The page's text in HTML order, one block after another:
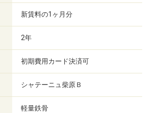
新賃料の1ヶ月分
2年
初期費用カード決済可
シャテーニュ柴原Ｂ
軽量鉄骨